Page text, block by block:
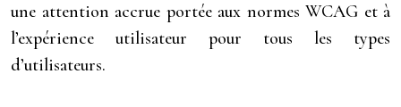
une attention accrue portée aux normes WCAG et à
l’expérience utilisateur pour tous les types
d’utilisateurs.